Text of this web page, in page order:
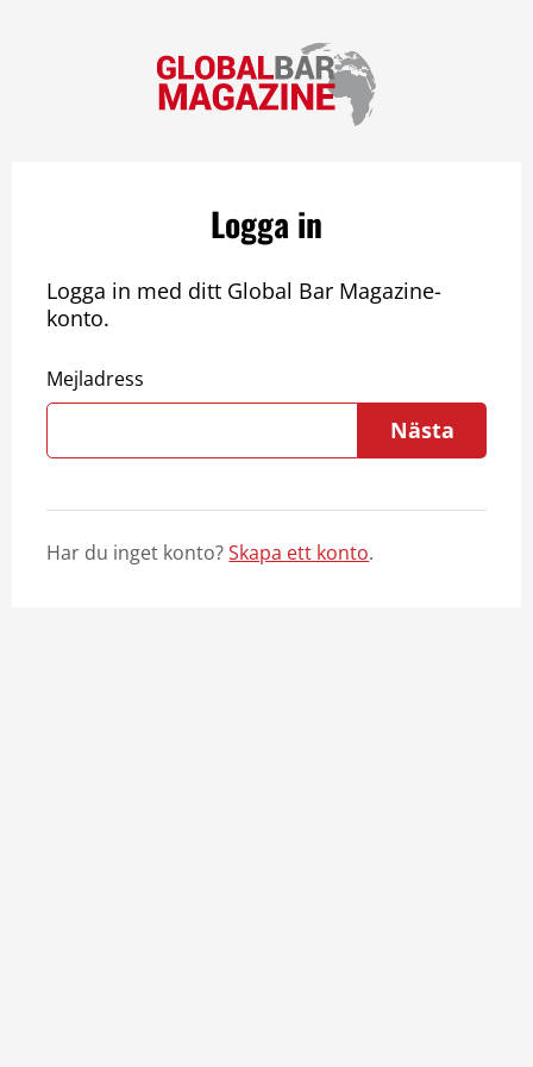
Logga in
Logga in med ditt Global Bar Magazine-
konto.
Mejladress
Nästa
Har du inget konto?Skapa ett konto.